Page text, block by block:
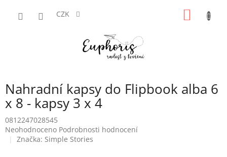
CZK
Nahradní kapsy do Flipbook alba 6
x 8 - kapsy 3 x 4
0812247028545
Průměrné
hodnocení
Neohodnoceno Podrobnosti hodnocení
Značka: Simple Stories